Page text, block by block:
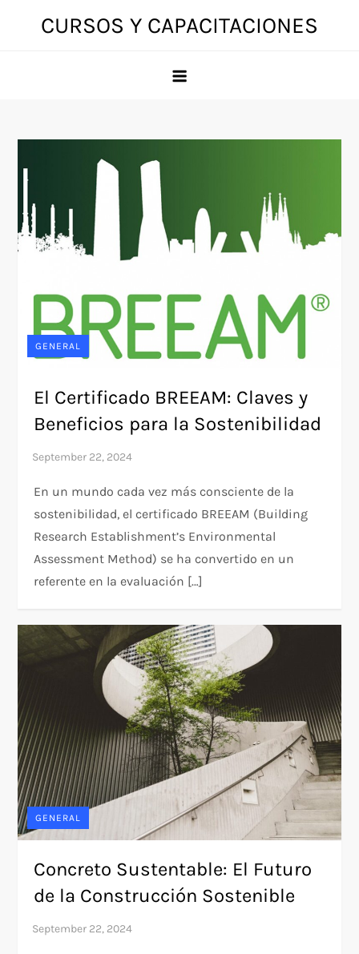
CURSOS Y CAPACITACIONES
GENERAL
El Certificado BREEAM: Claves y
Beneficios para la Sostenibilidad
En un mundo cada vez más consciente de la
sostenibilidad, el certificado BREEAM (Building
Research Establishment’s Environmental
Assessment Method) se ha convertido en un
referente en la evaluación […]
GENERAL
Concreto Sustentable: El Futuro
de la Construcción Sostenible